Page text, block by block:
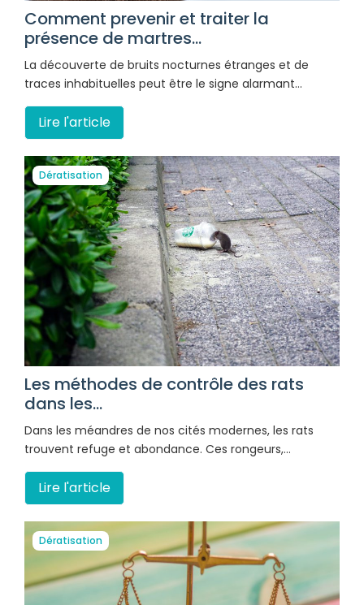
Comment prevenir et traiter la
présence de martres...
La découverte de bruits nocturnes étranges et de
traces inhabituelles peut être le signe alarmant…
Lire l'article
Dératisation
Les méthodes de contrôle des rats
dans les...
Dans les méandres de nos cités modernes, les rats
trouvent refuge et abondance. Ces rongeurs,…
Lire l'article
Dératisation